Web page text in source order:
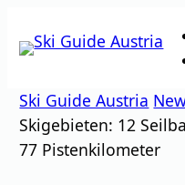
Inhalt
Ski Guide Austria
Skigebieten: 12
77 Pistenkilometer